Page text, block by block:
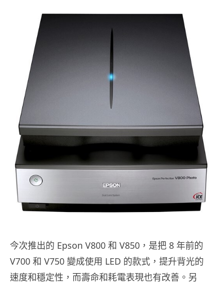
今次推出的 Epson V800 和 V850，是把 8 年前的
V700 和 V750 變成使用 LED 的款式，提升背光的
速度和穩定性，而壽命和耗電表現也有改善。另